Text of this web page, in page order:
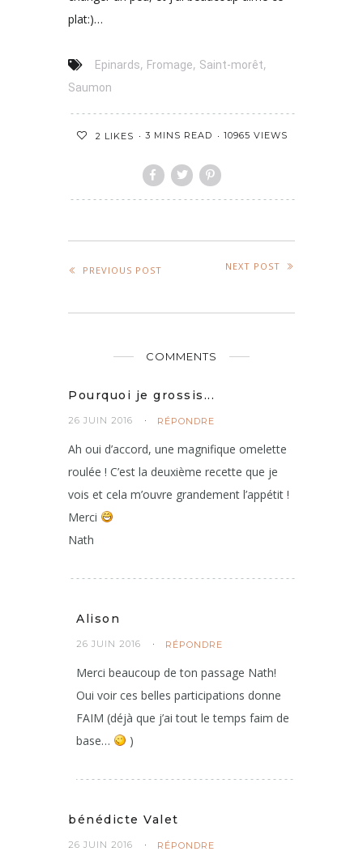
plat:)…
Epinards, Fromage, Saint-morêt,
Saumon
2 LIKES 3 MINS READ 10965 VIEWS
PREVIOUS POST NEXT POST
COMMENTS
Pourquoi je grossis...
26 JUIN 2016 RÉPONDRE
Ah oui d’accord, une magnifique omelette
roulée ! C’est la deuxième recette que je
vois et cela m’ouvre grandement l’appétit !
Merci
Nath
Alison
26 JUIN 2016 RÉPONDRE
Merci beaucoup de ton passage Nath!
Oui voir ces belles participations donne
FAIM (déjà que j’ai tout le temps faim de
base…
)
bénédicte Valet
26 JUIN 2016 RÉPONDRE